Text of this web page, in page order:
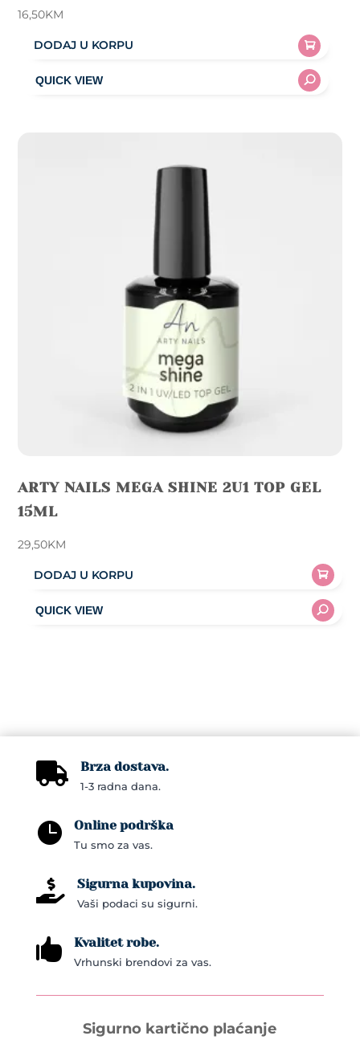
16,50KM
DODAJ U KORPU
ARTY NAILS MEGA SHINE 2U1 TOP GEL
15ML
29,50KM
DODAJ U KORPU
 Brza dostava.
1-3 radna dana.
 Online podrška
Tu smo za vas.
 Sigurna kupovina.
Vaši podaci su sigurni.
 Kvalitet robe.
Vrhunski brendovi za vas.
Sigurno kartično plaćanje